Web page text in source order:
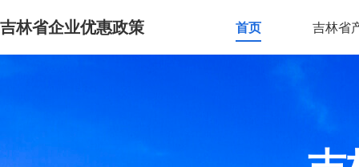
吉林省企业优惠政策 首页 吉林省